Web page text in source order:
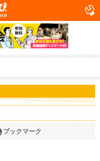
ブックマーク